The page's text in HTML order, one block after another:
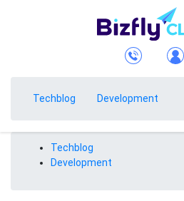
Techblog Development
Techblog
Development